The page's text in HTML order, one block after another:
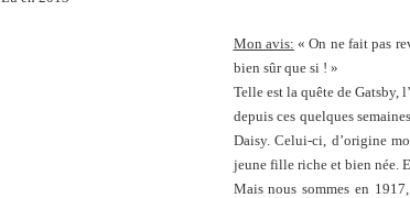
Mon avis: « On ne fait pas
bien sûr que si ! »
Telle est la quête de Gatsby,
depuis ces quelques
Daisy. Celui-ci, d’origine
jeune fille riche et bien née.
Mais nous sommes en